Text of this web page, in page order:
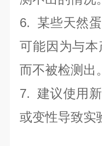
6. 某些天然
可能因为与
而不被检测出。
7. 建议使用
或变性导致实